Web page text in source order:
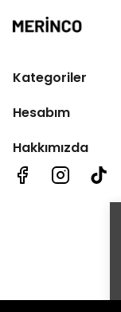
Kategoriler
Hesabım
Hakkımızda